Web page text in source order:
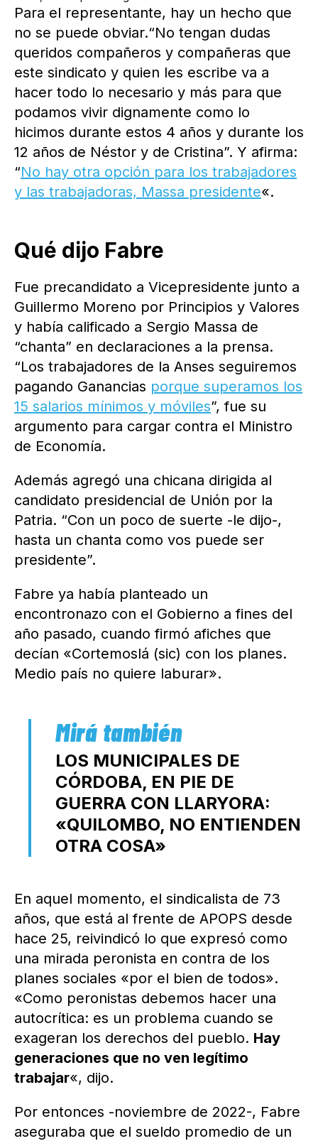
Para el representante, hay un hecho que
no se puede obviar.“No tengan dudas
queridos compañeros y compañeras que
este sindicato y quien les escribe va a
hacer todo lo necesario y más para que
podamos vivir dignamente como lo
hicimos durante estos 4 años y durante los
12 años de Néstor y de Cristina”. Y afirma:
“No hay otra opción para los trabajadores
y las trabajadoras, Massa presidente«.
Qué dijo Fabre
Fue precandidato a Vicepresidente junto a
Guillermo Moreno por Principios y Valores
y había calificado a Sergio Massa de
“chanta” en declaraciones a la prensa.
“Los trabajadores de la Anses seguiremos
pagando Ganancias porque superamos los
15 salarios mínimos y móviles”, fue su
argumento para cargar contra el Ministro
de Economía.
Además agregó una chicana dirigida al
candidato presidencial de Unión por la
Patria. “Con un poco de suerte -le dijo-,
hasta un chanta como vos puede ser
presidente”.
Fabre ya había planteado un
encontronazo con el Gobierno a fines del
año pasado, cuando firmó afiches que
decían «Cortemoslá (sic) con los planes.
Medio país no quiere laburar».
LOS MUNICIPALES DE
CÓRDOBA, EN PIE DE
GUERRA CON LLARYORA:
«QUILOMBO, NO ENTIENDEN
OTRA COSA»
En aquel momento, el sindicalista de 73
años, que está al frente de APOPS desde
hace 25, reivindicó lo que expresó como
una mirada peronista en contra de los
planes sociales «por el bien de todos».
«Como peronistas debemos hacer una
autocrítica: es un problema cuando se
exageran los derechos del pueblo. Hay
generaciones que no ven legítimo
trabajar«, dijo.
Por entonces -noviembre de 2022-, Fabre
aseguraba que el sueldo promedio de un